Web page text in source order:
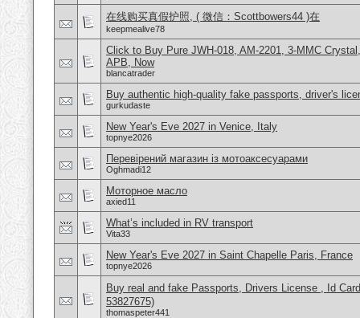
在线购买真假护照, ( 微信：Scottbowers44 )在
keepmealive78
Click to Buy Pure JWH-018, AM-2201, 3-MMC
APB, Now
blancatrader
Buy authentic high-quality fake passports, driver's
gurkudaste
New Year's Eve 2027 in Venice, Italy
topnye2026
Перевірений магазин із мотоаксесуарами
Oghmadi12
Моторное масло
axied11
What’s included in RV transport
Vita33
New Year's Eve 2027 in Saint Chapelle Paris, France
topnye2026
Buy real and fake Passports, Drivers License , Id
53827675)
thomaspeter441